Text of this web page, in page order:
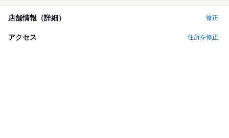
店舗情報（詳細） 修正
アクセス 住所を修正